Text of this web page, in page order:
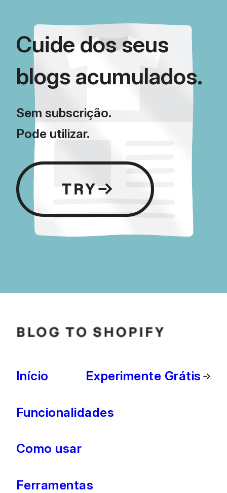
Cuide dos seus
blogs acumulados.
Sem subscrição.
Pode utilizar.
Início
Funcionalidades
Como usar
Ferramentas
Experimente Grátis